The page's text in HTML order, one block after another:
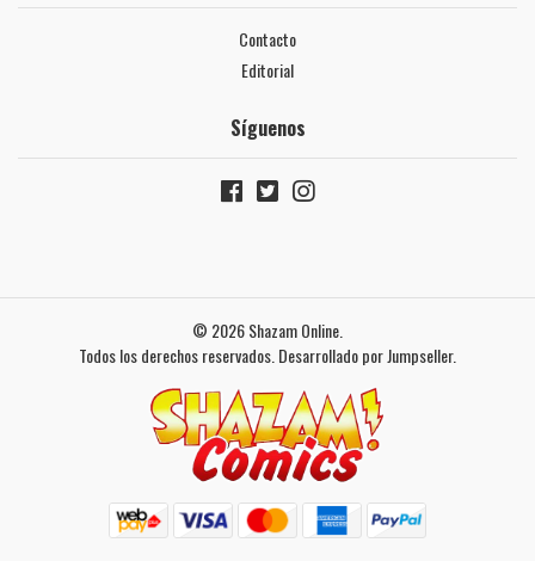
Contacto
Editorial
Síguenos
© 2026 Shazam Online.
Todos los derechos reservados. Desarrollado por Jumpseller.